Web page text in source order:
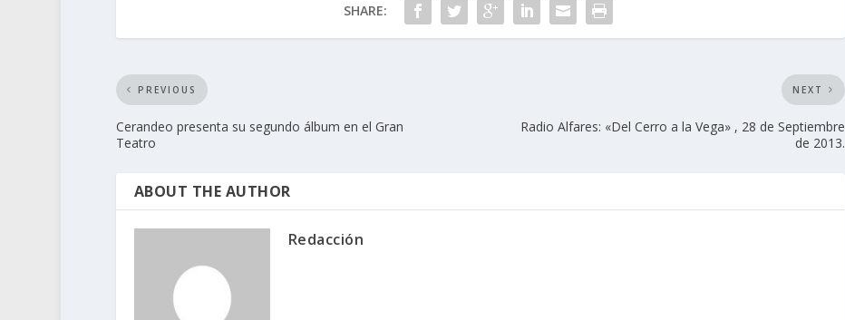
SHARE:
PREVIOUS
Cerandeo presenta su segundo álbum en el Gran
Teatro
NEXT
Radio Alfares: «Del Cerro a la Vega» , 28 de Septiembre
de 2013.
ABOUT THE AUTHOR
Redacción